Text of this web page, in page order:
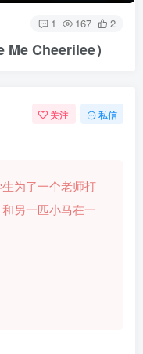
发送
1 167 2
Me Cheerilee）
关注 私信
为了一个老师打
另一匹小马在一